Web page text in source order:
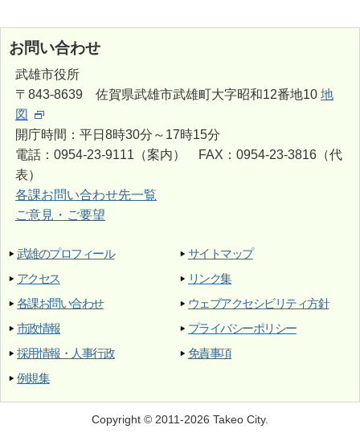
お問い合わせ
武雄市役所
〒843-8639 佐賀県武雄市武雄町大字昭和12番地10 地
図
開庁時間：平日8時30分～17時15分
電話：0954-23-9111（案内） FAX：0954-23-3816（代
表）
各課お問い合わせ先一覧
ご意見・ご要望
武雄のプロフィール
アクセス
各課お問い合わせ
市政情報
採用情報・人事行政
例規集
サイトマップ
リンク集
ウェブアクセシビリティ方針
プライバシーポリシー
免責事項
Copyright © 2011-2026 Takeo City.